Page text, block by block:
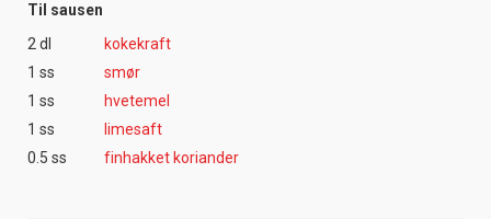
Til sausen
2 dl
kokekraft
1 ss
smør
1 ss
hvetemel
1 ss
limesaft
0.5 ss
finhakket koriander